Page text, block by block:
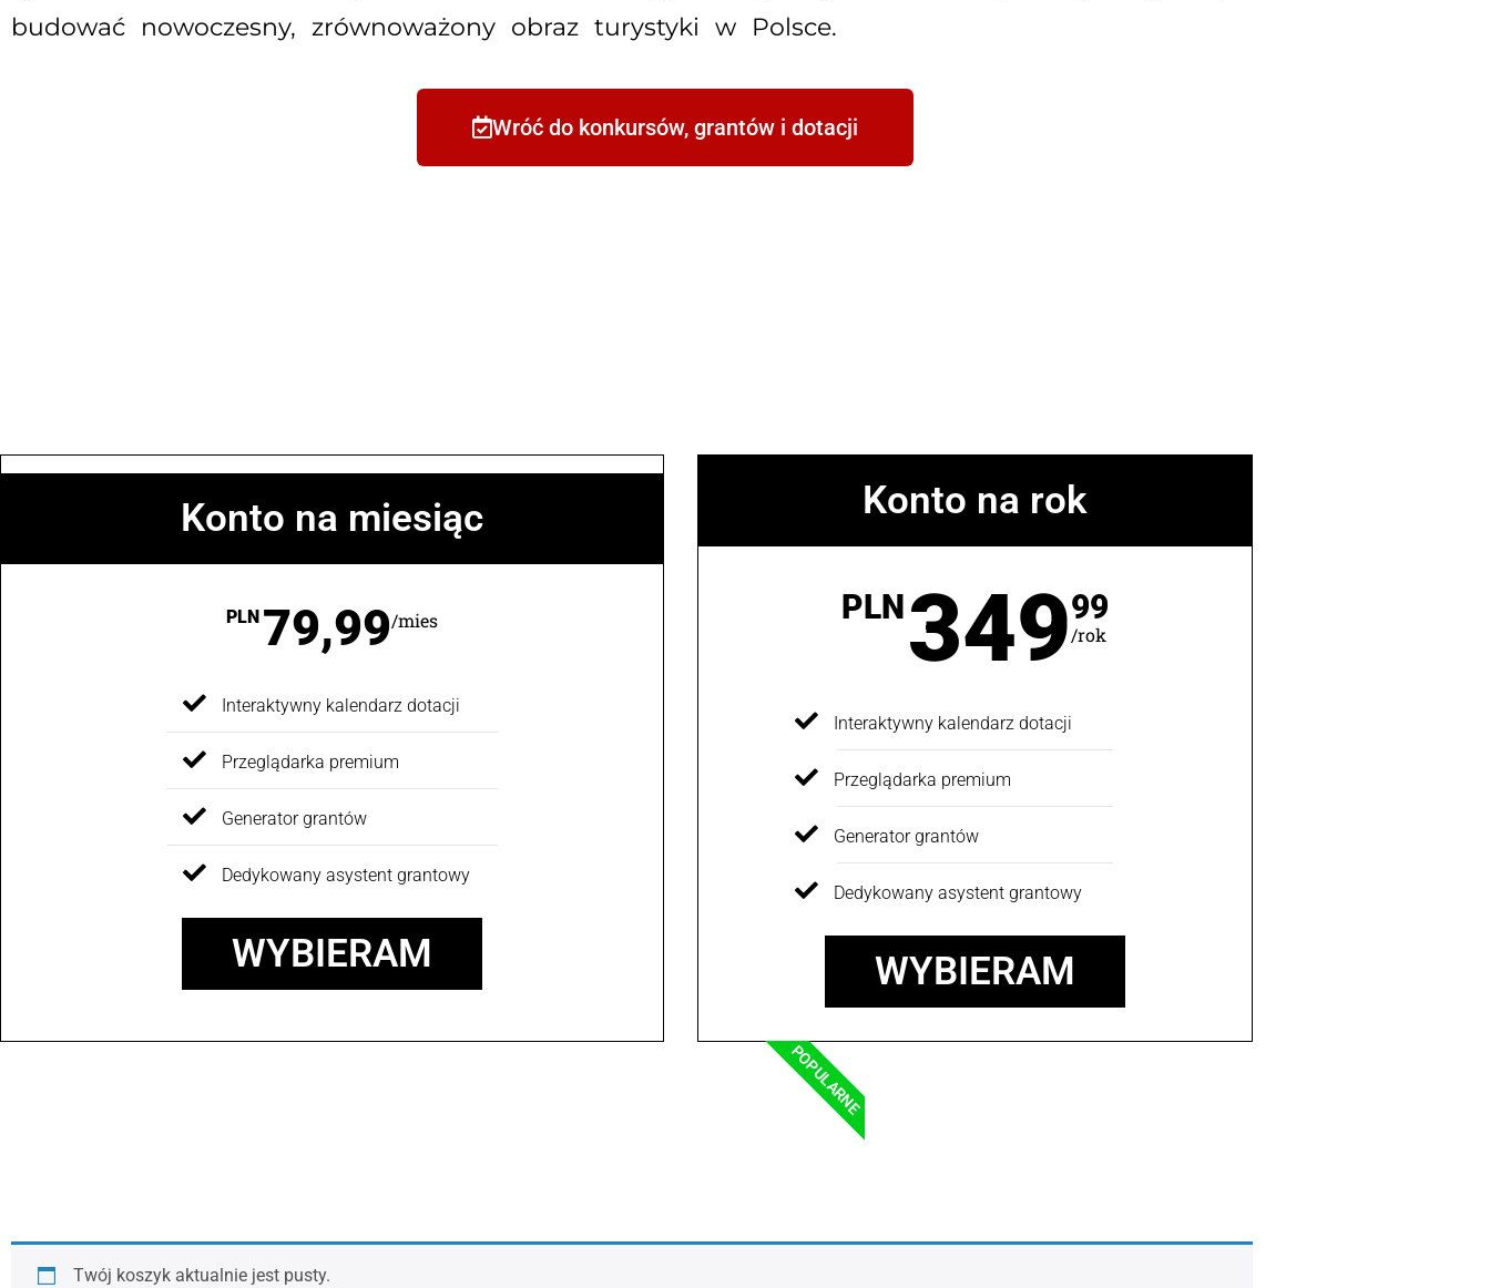
budować nowoczesny, zrównoważony obraz turystyki w Polsce.
Wróć do konkursów, grantów i dotacji
Konto na miesiąc
PLN 79,99/mies
Interaktywny kalendarz dotacji
Przeglądarka premium
Generator grantów
Dedykowany asystent grantowy
WYBIERAM
Konto na rok
PLN34999
/rok
Interaktywny kalendarz dotacji
Przeglądarka premium
Generator grantów
Dedykowany asystent grantowy
WYBIERAM
POPULARNE
Twój koszyk aktualnie jest pusty.